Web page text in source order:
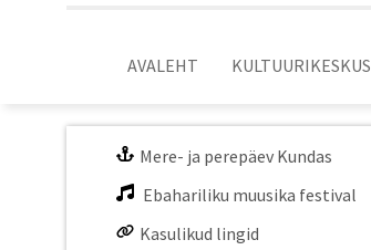
AVALEHT KULTUURIKESKUS
Mere- ja perepäev Kundas
Ebahariliku muusika festival
Kasulikud lingid